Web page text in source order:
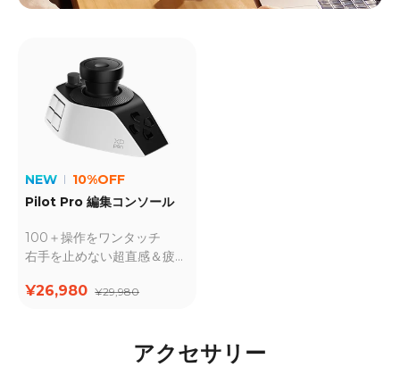
NEW
10%OFF
Pilot Pro 編集コンソール
100＋操作をワンタッチ
右手を止めない超直感＆疲れ
¥26,980 ¥29,980
アクセサリー